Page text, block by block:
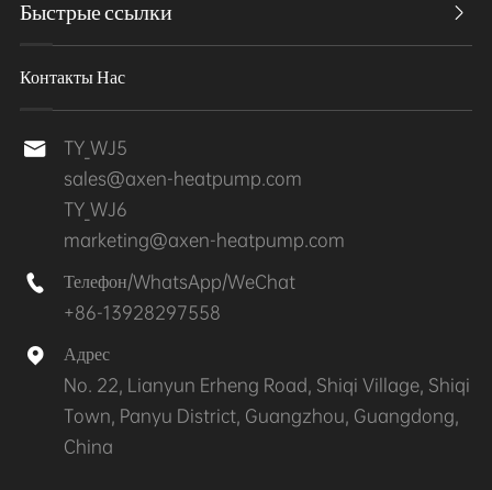
Быстрые ссылки 
Контакты Нас

TY_WJ5
sales@axen-heatpump.com
TY_WJ6
marketing@axen-heatpump.com

Телефон/WhatsApp/WeChat
+86-13928297558

Адрес
No. 22, Lianyun Erheng Road, Shiqi Village, Shiqi
Town, Panyu District, Guangzhou, Guangdong,
China